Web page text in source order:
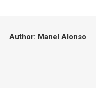
Author: Manel Alonso